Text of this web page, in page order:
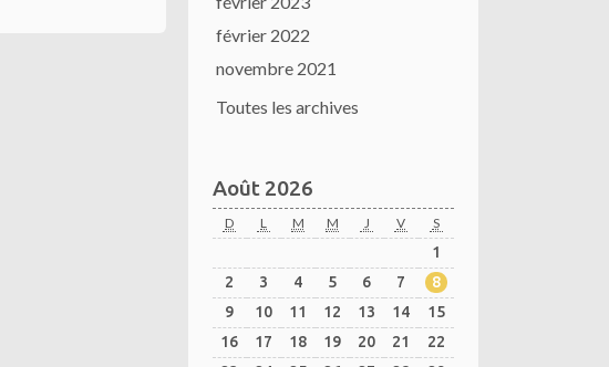
février 2022
novembre 2021
Toutes les archives
Août 2026
D L M M J V S
1
2
3 4 5 6 7
8
9
10 11 12 13 14
15
16
17 18 19 20 21
22